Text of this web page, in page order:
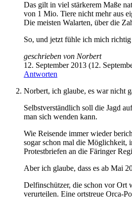
Das gilt in viel stärkerem Maße
von 1 Mio. Tiere nicht mehr aus
Die meisten Walarten, über die
So, und jetzt fühle ich mich richtig
geschrieben von Norbert
12. September 2013 (12.
Antworten
Norbert, ich glaube, es war nicht
Selbstverständlich soll die Jagd
man sich wenden kann.
Wie Reisende immer wieder
sogar schon mal die Möglichkeit,
Protestbriefen an die Färinger
Aber ich glaube, dass es ab Mai
Delfinschützer, die schon vor Ort
verurteilen. Eine ortstreue Orca-